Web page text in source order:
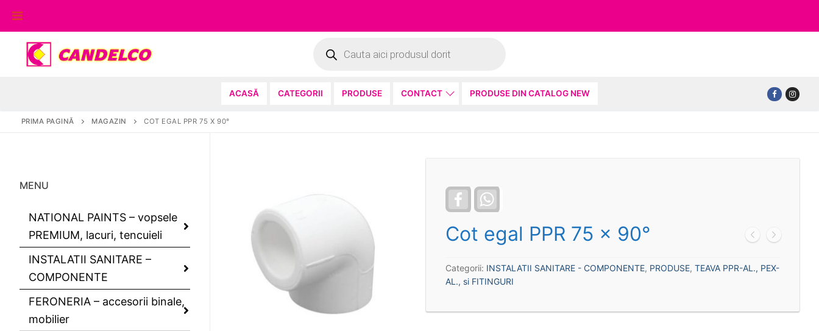
conținut
search
ACASĂ CATEGORII PRODUSE CONTACT PRODUSE DIN CATALOG NEW
PRIMA PAGINĂ MAGAZIN COT EGAL PPR 75 X 90°
Facebook
Cot egal PPR 75 x 90°
Categorii: INSTALATII SANITARE - COMPONENTE, PRODUSE,TEAVA PPR-AL., PEX-
AL., si FITINGURI
MENU
NATIONAL PAINTS – vopsele
PREMIUM, lacuri, tencuieli
INSTALATII SANITARE –
COMPONENTE
FERONERIA – accesorii binale,
mobilier